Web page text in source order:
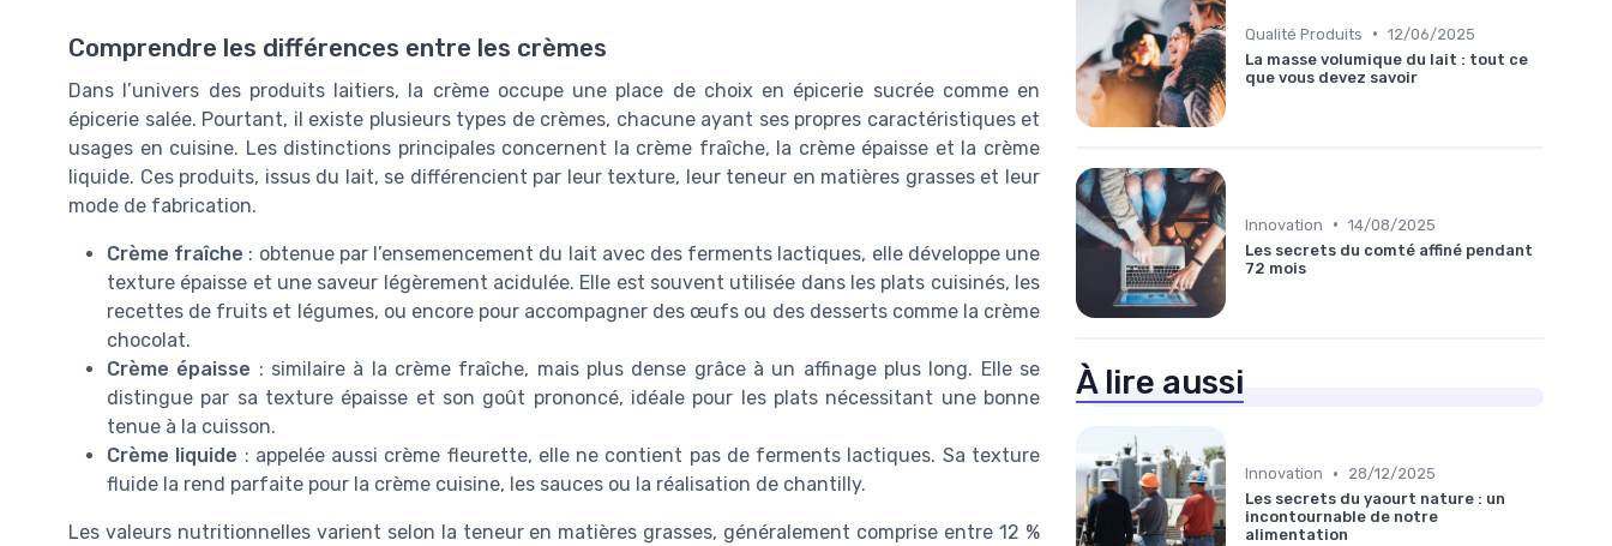
Comprendre les différences entre les crèmes
Dans l’univers des produits laitiers, la crème occupe une place de choix en épicerie sucrée comme en
épicerie salée. Pourtant, il existe plusieurs types de crèmes, chacune ayant ses propres caractéristiques et
usages en cuisine. Les distinctions principales concernent la crème fraîche, la crème épaisse et la crème
liquide. Ces produits, issus du lait, se différencient par leur texture, leur teneur en matières grasses et leur
mode de fabrication.
Crème fraîche : obtenue par l’ensemencement du lait avec des ferments lactiques, elle développe une
texture épaisse et une saveur légèrement acidulée. Elle est souvent utilisée dans les plats cuisinés, les
recettes de fruits et légumes, ou encore pour accompagner des œufs ou des desserts comme la crème
chocolat.
Crème épaisse : similaire à la crème fraîche, mais plus dense grâce à un affinage plus long. Elle se
distingue par sa texture épaisse et son goût prononcé, idéale pour les plats nécessitant une bonne
tenue à la cuisson.
Crème liquide : appelée aussi crème fleurette, elle ne contient pas de ferments lactiques. Sa texture
fluide la rend parfaite pour la crème cuisine, les sauces ou la réalisation de chantilly.
Les valeurs nutritionnelles varient selon la teneur en matières grasses, généralement comprise entre 12 %
Qualité Produits • 12/06/2025
La masse volumique du lait : tout ce
que vous devez savoir
Innovation • 14/08/2025
Les secrets du comté affiné pendant
72 mois
À lire aussi
Innovation •
28/12/2025
Les secrets du yaourt nature : un
incontournable de notre
alimentation